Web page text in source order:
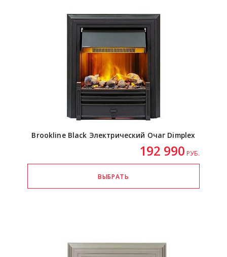
Brookline Black Электрический Очаг Dimplex
192 990 РУБ.